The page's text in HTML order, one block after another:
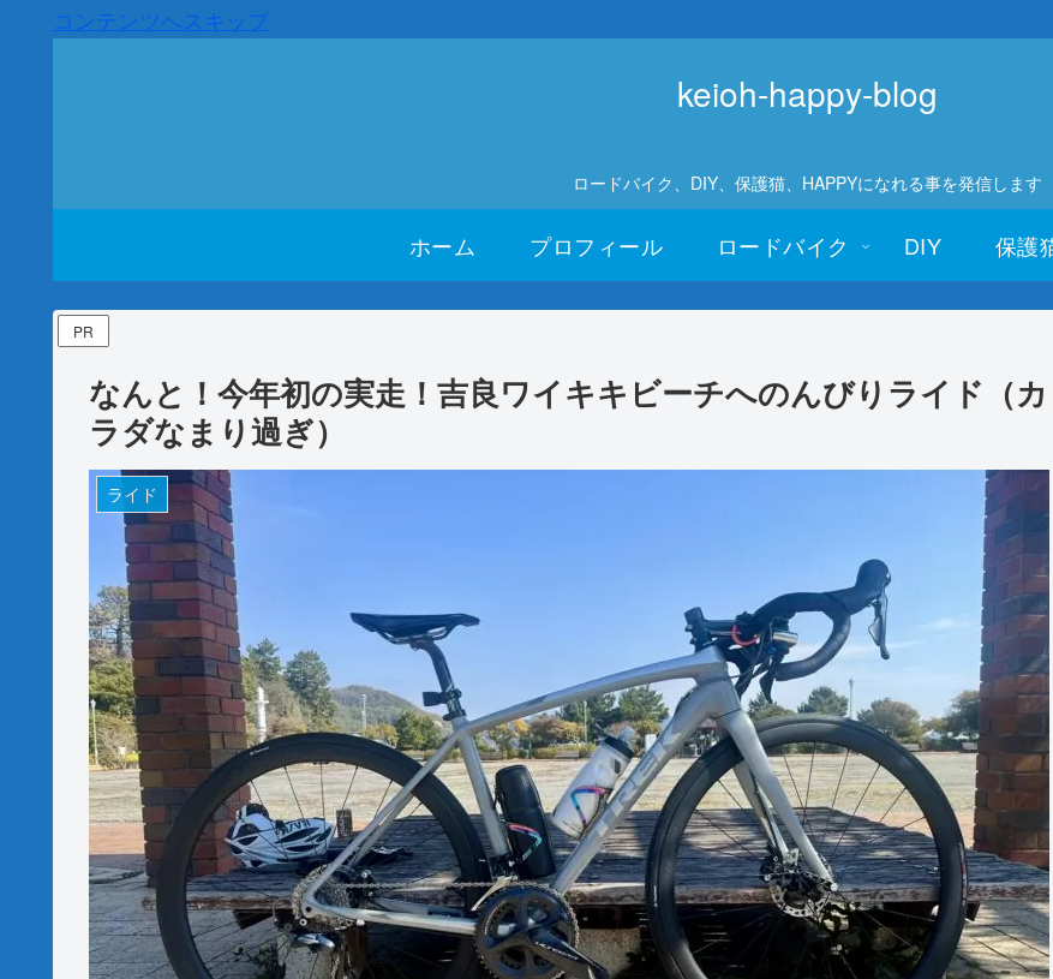
コンテンツへスキップ
keioh-happy-blog
ロードバイク、DIY、保護猫、HAPPYになれる事を発信します
ホーム プロフィール ロードバイク DIY 保護
PR
なんと！今年初の実走！吉良ワイキキビーチへのんびりライド（カ
ラダなまり過ぎ）
ライド